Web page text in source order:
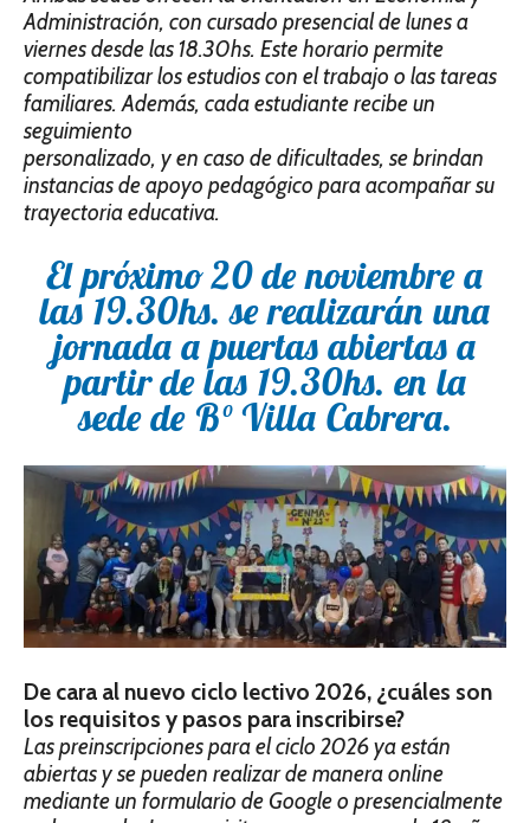
Administración, con cursado presencial de lunes a
viernes desde las 18.30hs. Este horario permite
compatibilizar los estudios con el trabajo o las tareas
familiares. Además, cada estudiante recibe un
seguimiento
perso­nalizado, y en caso de dificultades, se brindan
instancias de apoyo pedagógico para acompañar su
trayectoria educativa.
El próximo 20 de noviembre a
las 19.30hs. se realizarán una
jornada a puertas abiertas a
partir de las 19.30hs. en la
sede de B° Villa Cabrera.
De cara al nuevo ciclo lectivo 2026, ¿cuáles son
los requisitos y pasos para inscribirse?
Las preinscripciones para el ciclo 2026 ya es­tán
abiertas y se pueden realizar de manera online
mediante un formulario de Google o presencialmente